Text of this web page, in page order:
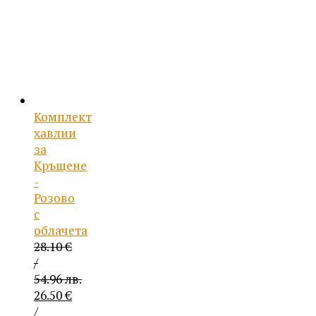
Комплект
хавлии
за
Кръщене
-
Розово
с
облачета
28.10€
/
54.96 лв.
Original
price
26.50€
/